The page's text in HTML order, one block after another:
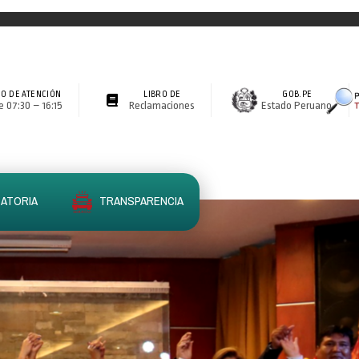
DE ATENCIÓN
07:30 – 16:15
LIBRO DE
Reclamaciones
GOB.PE
Estado Peruano
TRANSPARENCIA